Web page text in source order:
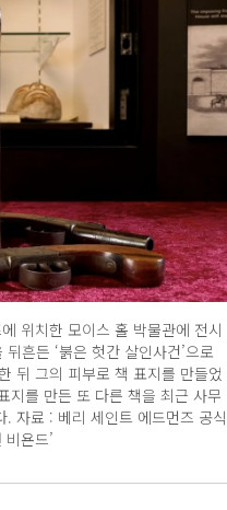
위치한 모이스 홀 박물관에 전시
흔든 ‘붉은 헛간 살인사건’으로
뒤 그의 피부로 책 표지를 만들었
지를 만든 또 다른 책을 최근 사무
자료 : 베리 세인트 에드먼즈 공식
욘드’